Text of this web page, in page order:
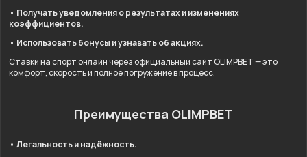
• Получать уведомления о результатах и изменениях
коэффициентов.
• Использовать бонусы и узнавать об акциях.
Ставки на спорт онлайн через официальный сайт OLIMPBET — это
комфорт, скорость и полное погружение в процесс.
Преимущества OLIMPBET
• Легальность и надёжность.